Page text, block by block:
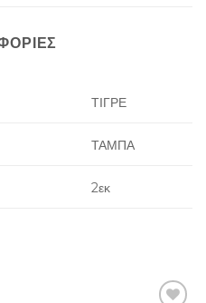
ΤΙΓΡΕ
ΤΑΜΠΑ
2εκ